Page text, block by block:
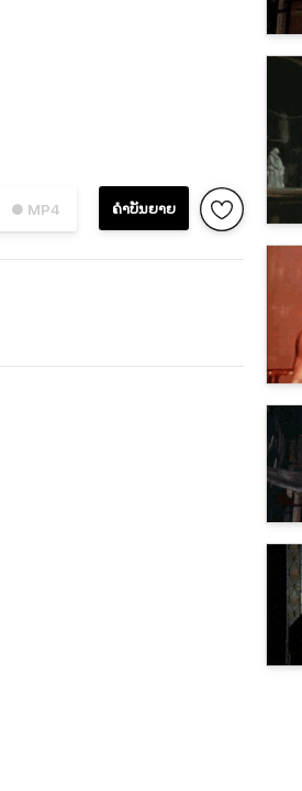
● MP4 ຄຳບັນຍາຍ